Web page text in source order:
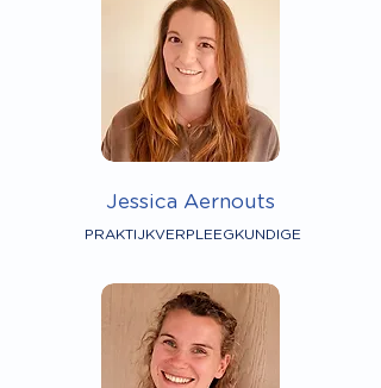
Jessica Aernouts
PRAKTIJKVERPLEEGKUNDIGE